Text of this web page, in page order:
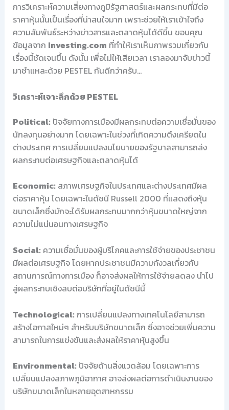
การวิเคราะห์ความเสี่ยงทางภูมิรัฐศาสตร์และผลกระทบที่มีต่อ
ราคาหุ้นนั้นเป็นเรื่องที่น่าสนใจมาก เพราะช่วยให้เราเข้าใจถึง
ความสัมพันธ์ระหว่างข่าวสารและตลาดหุ้นได้ดีขึ้น ขอบคุณ
ข้อมูลจาก Investing.com ที่ทำให้เราเห็นภาพรวมเกี่ยวกับ
เรื่องนี้ชัดเจนขึ้น ดังนั้น เพื่อไม่ให้เสียเวลา เราลองมาจับข่าวนี้
มาชำแหละด้วย PESTEL กันดีกว่าครับ…
วิเคราะห์เจาะลึกด้วย PESTEL
Political: ปัจจัยทางการเมืองมีผลกระทบต่อความเชื่อมั่นของ
นักลงทุนอย่างมาก โดยเฉพาะในช่วงที่เกิดความตึงเครียดใน
ต่างประเทศ การเปลี่ยนแปลงนโยบายของรัฐบาลสามารถส่ง
ผลกระทบต่อเศรษฐกิจและตลาดหุ้นได้
Economic: สภาพเศรษฐกิจในประเทศและต่างประเทศมีผล
ต่อราคาหุ้น โดยเฉพาะในดัชนี Russell 2000 ที่แสดงถึงหุ้น
ขนาดเล็กซึ่งมักจะได้รับผลกระทบมากกว่าหุ้นขนาดใหญ่จาก
ความไม่แน่นอนทางเศรษฐกิจ
Social: ความเชื่อมั่นของผู้บริโภคและการใช้จ่ายของประชาชน
มีผลต่อเศรษฐกิจ โดยหากประชาชนมีความกังวลเกี่ยวกับ
สถานการณ์ทางการเมือง ก็อาจส่งผลให้การใช้จ่ายลดลง นำไป
สู่ผลกระทบเชิงลบต่อบริษัทที่อยู่ในดัชนีนี้
Technological: การเปลี่ยนแปลงทางเทคโนโลยีสามารถ
สร้างโอกาสใหม่ๆ สำหรับบริษัทขนาดเล็ก ซึ่งอาจช่วยเพิ่มความ
สามารถในการแข่งขันและส่งผลให้ราคาหุ้นสูงขึ้น
Environmental: ปัจจัยด้านสิ่งแวดล้อม โดยเฉพาะการ
เปลี่ยนแปลงสภาพภูมิอากาศ อาจส่งผลต่อการดำเนินงานของ
บริษัทขนาดเล็กในหลายอุตสาหกรรม